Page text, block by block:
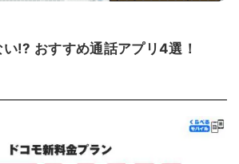
!? おすすめ通話アプリ4選！